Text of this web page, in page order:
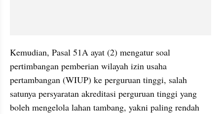
Kemudian, Pasal 51A ayat (2) mengatur soal
pertimbangan pemberian wilayah izin usaha
pertambangan (WIUP) ke perguruan tinggi, salah
satunya persyaratan akreditasi perguruan tinggi yang
boleh mengelola lahan tambang, yakni paling rendah